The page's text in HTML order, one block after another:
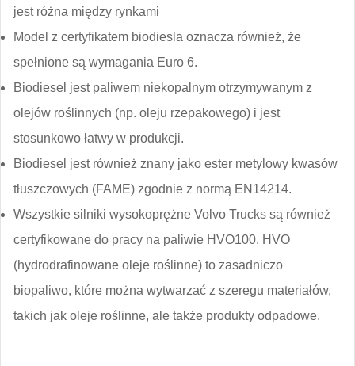
jest różna między rynkami
Model z certyfikatem biodiesla oznacza również, że
spełnione są wymagania Euro 6.
Biodiesel jest paliwem niekopalnym otrzymywanym z
olejów roślinnych (np. oleju rzepakowego) i jest
stosunkowo łatwy w produkcji.
Biodiesel jest również znany jako ester metylowy kwasów
tłuszczowych (FAME) zgodnie z normą EN14214.
Wszystkie silniki wysokoprężne Volvo Trucks są również
certyfikowane do pracy na paliwie HVO100. HVO
(hydrodrafinowane oleje roślinne) to zasadniczo
biopaliwo, które można wytwarzać z szeregu materiałów,
takich jak oleje roślinne, ale także produkty odpadowe.